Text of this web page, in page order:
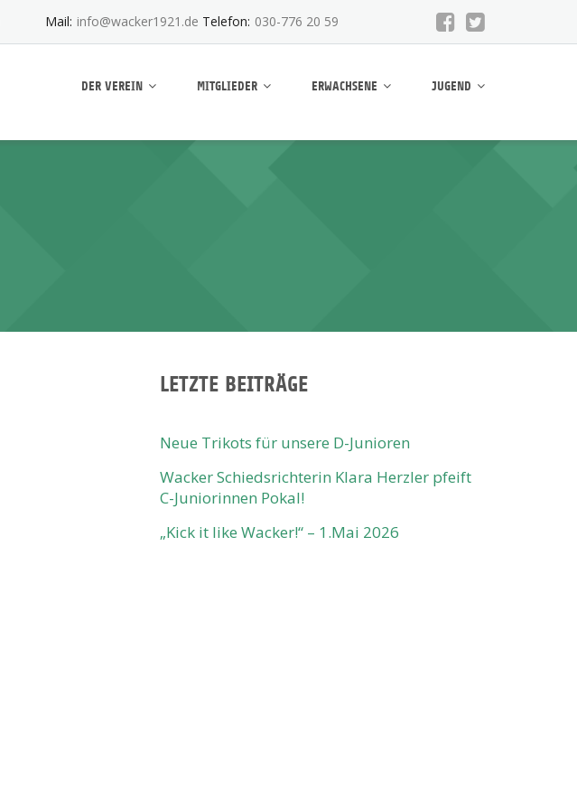
Mail: info@wacker1921.de Telefon: 030-776 20 59
DER VEREIN MITGLIEDER ERWACHSENE JUGEND
LETZTE BEITRÄGE
Neue Trikots für unsere D-Junioren
Wacker Schiedsrichterin Klara Herzler pfeift
C-Juniorinnen Pokal!
„Kick it like Wacker!“ – 1.Mai 2026